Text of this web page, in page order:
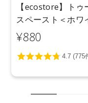
CosmeKitchen 2026/4/
Biople 2026/4/1
ecostore 2026/4/1
※店舗での取り扱いや
にお問い合わせください
※発売日は予告なく変
ください。
※通常はご注文より１
【ecostore】トゥ
スペースト＜ホワ
トニング＞ 100g
¥880